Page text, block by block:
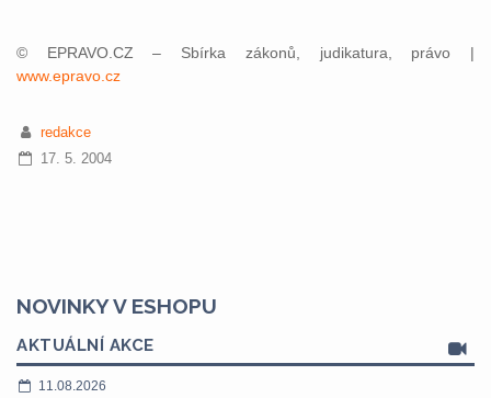
© EPRAVO.CZ – Sbírka zákonů, judikatura, právo |
www.epravo.cz
redakce
17. 5. 2004
NOVINKY V ESHOPU
AKTUÁLNÍ AKCE
11.08.2026